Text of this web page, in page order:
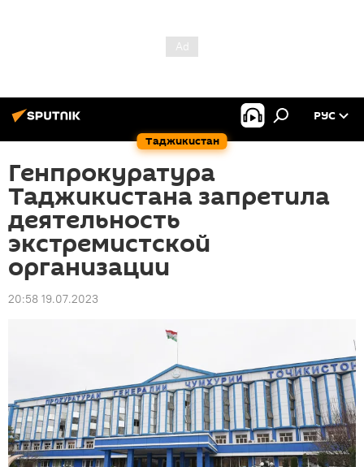
Таджикистан
РУС
Генпрокуратура
Таджикистана запретила
деятельность
экстремистской
организации
20:58 19.07.2023